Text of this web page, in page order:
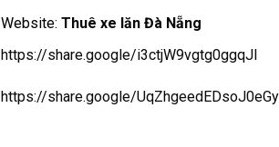
Website: Thuê xe lăn Đà Nẵng
https://share.google/i3ctjW9vgtg0ggqJl
https://share.google/UqZhgeedEDsoJ0eGy